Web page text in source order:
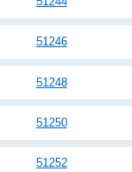
51246
51248
51250
51252